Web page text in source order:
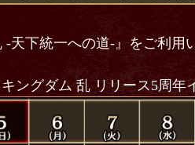
天下統一への道-』をご利用
ングダム 乱 リリース5周年